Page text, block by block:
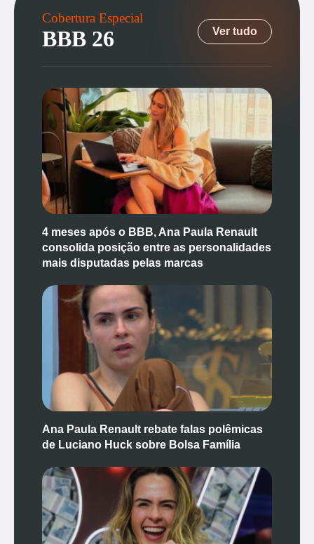
Cobertura Especial
BBB 26 Ver tudo
4 meses após o BBB, Ana Paula Renault
consolida posição entre as personalidades
mais disputadas pelas marcas
Ana Paula Renault rebate falas polêmicas
de Luciano Huck sobre Bolsa Família